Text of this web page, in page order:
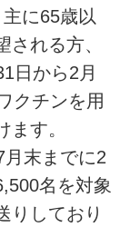
に65歳以
れる方、
日から2月
クチンを用
す。
末までに2
名を対象
りしており